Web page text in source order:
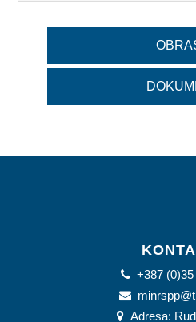
+387
Adresa: